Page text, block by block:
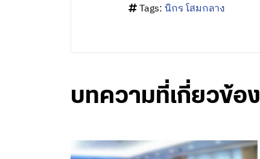
Tags:นิกร โสมกลาง
บทความที่เกี่ยวข้อง